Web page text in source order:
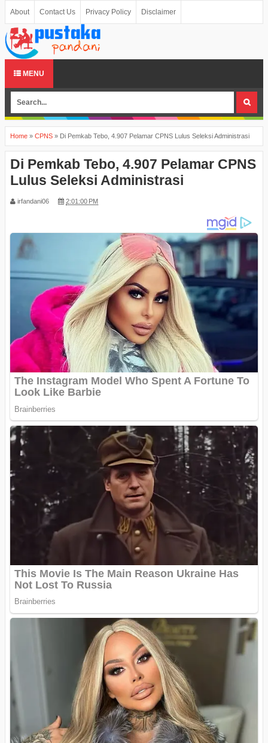
About Contact Us Privacy Policy Disclaimer
MENU
Home » CPNS » Di Pemkab Tebo, 4.907 Pelamar CPNS Lulus Seleksi Administrasi
Di Pemkab Tebo, 4.907 Pelamar CPNS
Lulus Seleksi Administrasi
irfandani06 2:01:00 PM